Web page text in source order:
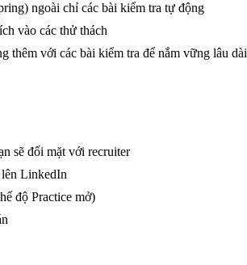
ngoài chỉ các bài kiểm tra tự động
vào các thử thách
thêm với các bài kiểm tra để nắm vững lâu dài
sẽ đối mặt với recruiter
LinkedIn
độ Practice mở)